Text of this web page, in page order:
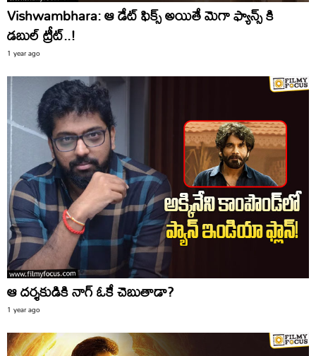
Vishwambhara: ఆ డేట్ ఫిక్స్ అయితే మెగా ఫ్యాన్స్ కి
డబుల్ ట్రీట్..!
1 year ago
ఆ దర్శకుడికి నాగ్ ఓకే చెబుతాడా?
1 year ago